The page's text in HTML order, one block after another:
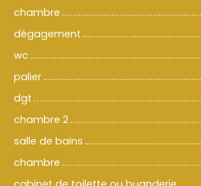
chambre
dégagement
wc
palier
dgt
chambre 2
salle de bains
chambre